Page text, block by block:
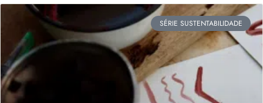
SÉRIE SUSTENTABILIDADE